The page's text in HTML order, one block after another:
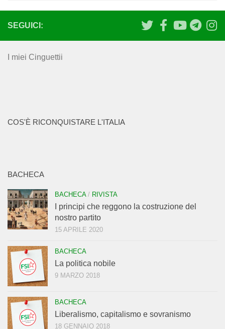
SEGUICI:
I miei Cinguettii
COS'È RICONQUISTARE L'ITALIA
BACHECA
BACHECA/ RIVISTA
I principi che reggono la costruzione del
nostro partito
15 APRILE 2020
BACHECA
La politica nobile
9 MARZO 2018
BACHECA
Liberalismo, capitalismo e sovranismo
18 GENNAIO 2018